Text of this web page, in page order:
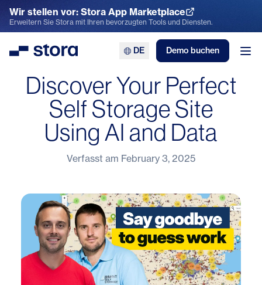
Wir stellen vor: Stora App Marketplace
App Marketplace entdecken
Erweitern Sie Stora mit Ihren bevorzugten Tools und Diensten.
Stora DE Demo buchen
Discover Your Perfect
Self Storage Site
Using AI and Data
Verfasst am February 3, 2025